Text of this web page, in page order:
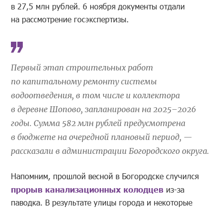
в 27,5 млн рублей. 6 ноября документы отдали
на рассмотрение госэкспертизы.
Первый этап строительных работ
по капитальному ремонту системы
водоотведения, в том числе и коллектора
в деревне Шопово, запланирован на 2025–2026
годы. Сумма 582 млн рублей предусмотрена
в бюджете на очередной плановый период, —
рассказали в администрации Богородского округа.
Напомним, прошлой весной в Богородске случился
прорыв канализационных колодцев из-за
паводка. В результате улицы города и некоторые